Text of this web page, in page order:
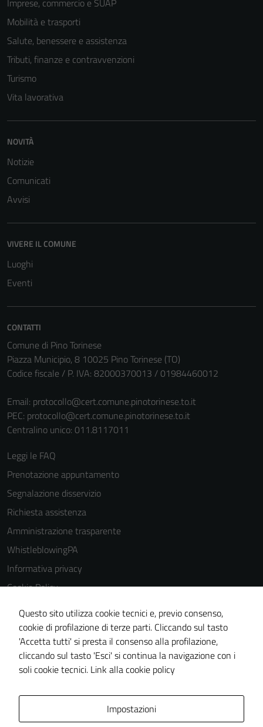
Imprese, commercio e SUAP
Mobilità e trasporti
Salute, benessere e assistenza
Tributi, finanze e contravvenzioni
Turismo
Vita lavorativa
NOVITÀ
Notizie
Comunicati
Avvisi
VIVERE IL COMUNE
Luoghi
Eventi
CONTATTI
Comune di Pino Torinese
Piazza Municipio, 8 10025 Pino Torinese (TO)
Codice fiscale / P. IVA: 82000370013 / 01984460012
Email: protocollo@cert.comune.pinotorinese.to.it
PEC: protocollo@cert.comune.pinotorinese.to.it
Centralino unico: 011.8117011
Leggi le FAQ
Prenotazione appuntamento
Segnalazione disservizio
Richiesta assistenza
Amministrazione trasparente
WhistleblowingPA
Informativa privacy
Cookie Policy
Note legali
Dichiarazione di accessibilità
Piano di miglioramento del sito
Certificazione sistema gestione qualità
Questo sito utilizza cookie tecnici e, previo consenso,
cookie di profilazione di terze parti. Cliccando sul tasto
'Accetta tutti' si presta il consenso alla profilazione,
cliccando sul tasto 'Esci' si continua la navigazione con i
soli cookie tecnici. Link alla cookie policy
Impostazioni
Tecnici